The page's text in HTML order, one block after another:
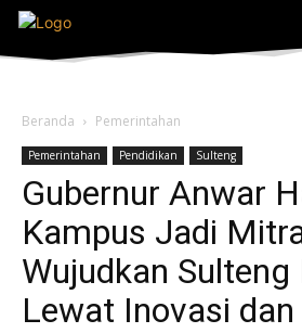
Beranda Pemerintahan
Pemerintahan Pendidikan Sulteng
Gubernur Anwar
Kampus Jadi
Wujudkan
Lewat Inovasi